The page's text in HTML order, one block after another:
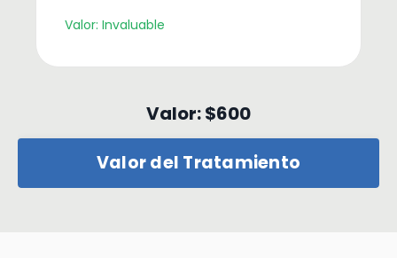
Valor: Invaluable
Valor: $600
Valor del Tratamiento